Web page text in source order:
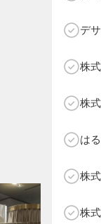
デ
株
株
は
株
株